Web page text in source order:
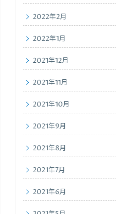
2022年2月
2022年1月
2021年12月
2021年11月
2021年10月
2021年9月
2021年8月
2021年7月
2021年6月